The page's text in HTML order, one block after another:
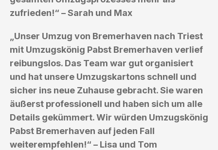
zufrieden!“ – Sarah und Max
„Unser Umzug von Bremerhaven nach Triest
mit Umzugskönig Pabst Bremerhaven verlief
reibungslos. Das Team war gut organisiert
und hat unsere Umzugskartons schnell und
sicher ins neue Zuhause gebracht. Sie waren
äußerst professionell und haben sich um alle
Details gekümmert. Wir würden Umzugskönig
Pabst Bremerhaven auf jeden Fall
weiterempfehlen!“ – Lisa und Tom